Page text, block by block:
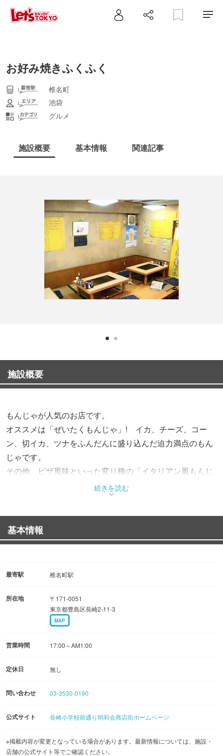
お好み焼きふくふく
椎名町
池袋
グルメ
施設概要 基本情報 関連記事
施設概要
もんじゃが人気のお店です。
オススメは「ぜいたくもんじゃ」! イカ、チーズ、コー
ン、切イカ、ツナをふんだんに盛り込んだ迫力満点のもん
じゃです。
その他、ピザ風味といった変り種の「イタリアン風もんじ
もんじゃ、お好み焼きの他、バター焼きも人気です。
盛りだくさん。中でも和牛サーロインステーキは特に人気
の逸品です。
続きを読む
基本情報
最寄駅 椎名町駅
所在地
〒171-0051
東京都豊島区長崎2-11-3
MAP
営業時間 17:00～AM1:00
定休日 無し
問い合わせ 03-3530-0190
公式サイト 長崎小学校前通り明和会商店街ホームページ
※掲載内容が変更となっている場合があります。最新情報については、施設・
店舗の公式サイト等でご確認ください。